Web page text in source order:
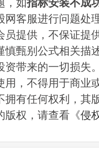
，如指标安装不成
网客服进行问题处
员提供，不保证提
慎甄别公式相关描
资带来的一切损失
用，不得用于商业
拥有任何权利，其
版权，请查看《侵